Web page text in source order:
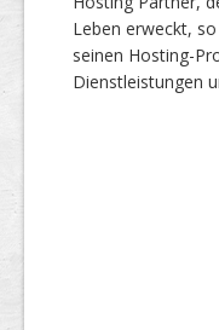
Leben erweckt,
seinen Hosting-
Dienstleistungen